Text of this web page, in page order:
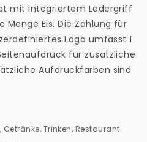
mit integriertem Ledergriff
Menge Eis. Die Zahlung für
Logo umfasst 1
für zusätzliche
Aufdruckfarben sind
Getränke, Trinken, Restaurant